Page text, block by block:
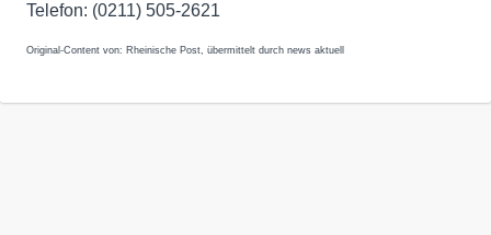
Telefon: (0211) 505-2621
Original-Content von: Rheinische Post, übermittelt durch news aktuell